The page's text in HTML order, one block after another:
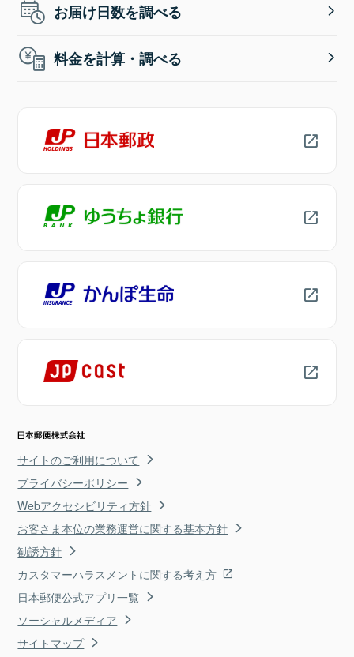
お届け日数を調べる
料金を計算・調べる
サイトのご利用について
プライバシーポリシー
Webアクセシビリティ方針
お客さま本位の業務運営に関する基本方針
勧誘方針
カスタマーハラスメントに関する考え方
日本郵便公式アプリ一覧
ソーシャルメディア
サイトマップ